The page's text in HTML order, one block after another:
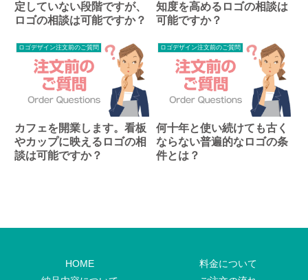
定していない段階ですが、
ロゴの相談は可能ですか？
知度を高めるロゴの相談は
可能ですか？
ロゴデザイン注文前のご質問
カフェを開業します。看板
やカップに映えるロゴの相
談は可能ですか？
ロゴデザイン注文前のご質問
何十年と使い続けても古く
ならない普遍的なロゴの条
件とは？
HOME
料金について